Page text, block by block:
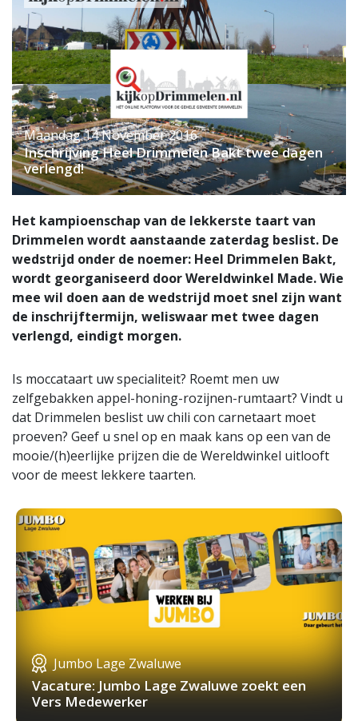
Maandag 14 November 2016
Inschrijving Heel Drimmelen Bakt twee dagen
verlengd!
Het kampioenschap van de lekkerste taart van
Drimmelen wordt aanstaande zaterdag beslist. De
wedstrijd onder de noemer: Heel Drimmelen Bakt,
wordt georganiseerd door Wereldwinkel Made. Wie
mee wil doen aan de wedstrijd moet snel zijn want
de inschrijftermijn, weliswaar met twee dagen
verlengd, eindigt morgen.
Is moccataart uw specialiteit? Roemt men uw
zelfgebakken appel-honing-rozijnen-rumtaart? Vindt u
dat Drimmelen beslist uw chili con carnetaart moet
proeven? Geef u snel op en maak kans op een van de
mooie/(h)eerlijke prijzen die de Wereldwinkel uitlooft
voor de meest lekkere taarten.
Jumbo Lage Zwaluwe
Vacature: Jumbo Lage Zwaluwe zoekt een
Vers Medewerker